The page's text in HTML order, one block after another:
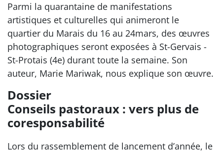
Parmi la quarantaine de manifestations
artistiques et culturelles qui animeront le
quartier du Marais du 16 au 24mars, des œuvres
photographiques seront exposées à St-Gervais -
St-Protais (4e) durant toute la semaine. Son
auteur, Marie Mariwak, nous explique son œuvre.
Dossier
Conseils pastoraux : vers plus de
coresponsabilité
Lors du rassemblement de lancement d’année, le